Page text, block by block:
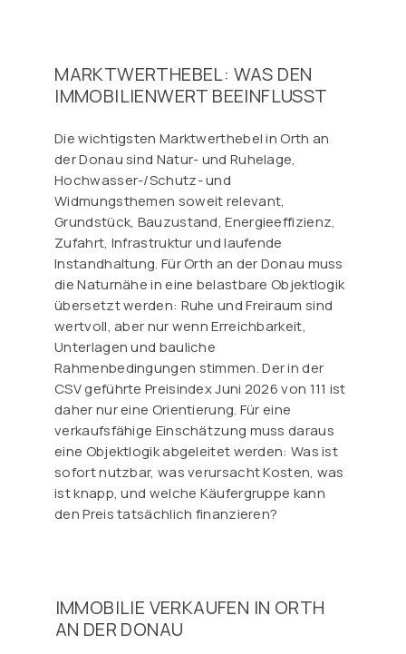
MARKTWERTHEBEL: WAS DEN
IMMOBILIENWERT BEEINFLUSST
Die wichtigsten Marktwerthebel in Orth an
der Donau sind Natur- und Ruhelage,
Hochwasser-/Schutz- und
Widmungsthemen soweit relevant,
Grundstück, Bauzustand, Energieeffizienz,
Zufahrt, Infrastruktur und laufende
Instandhaltung. Für Orth an der Donau muss
die Naturnähe in eine belastbare Objektlogik
übersetzt werden: Ruhe und Freiraum sind
wertvoll, aber nur wenn Erreichbarkeit,
Unterlagen und bauliche
Rahmenbedingungen stimmen. Der in der
CSV geführte Preisindex Juni 2026 von 111 ist
daher nur eine Orientierung. Für eine
verkaufsfähige Einschätzung muss daraus
eine Objektlogik abgeleitet werden: Was ist
sofort nutzbar, was verursacht Kosten, was
ist knapp, und welche Käufergruppe kann
den Preis tatsächlich finanzieren?
IMMOBILIE VERKAUFEN IN ORTH
AN DER DONAU